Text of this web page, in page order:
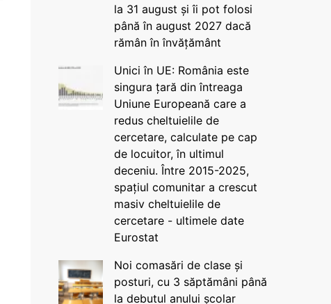
la 31 august și îi pot folosi
până în august 2027 dacă
rămân în învățământ
Unici în UE: România este
singura țară din întreaga
Uniune Europeană care a
redus cheltuielile de
cercetare, calculate pe cap
de locuitor, în ultimul
deceniu. Între 2015-2025,
spațiul comunitar a crescut
masiv cheltuielile de
cercetare - ultimele date
Eurostat
Noi comasări de clase și
posturi, cu 3 săptămâni până
la debutul anului școlar